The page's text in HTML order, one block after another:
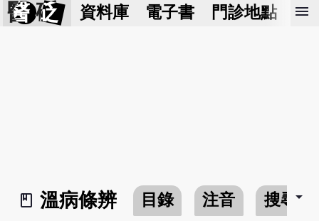
醫 砭 資料庫 電子書 門診地點 預
menu
book_2
溫病條辨 目錄 注音 搜尋arrow_drop_down